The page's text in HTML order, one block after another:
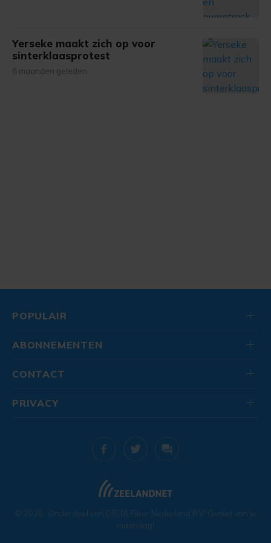
Yerseke maakt zich op voor
sinterklaasprotest
8 maanden geleden
POPULAIR
ABONNEMENTEN
CONTACT
© 2026 . Onderdeel van DELTA Fiber Nederland B.V. Geniet van je
maandag!
PRIVACY